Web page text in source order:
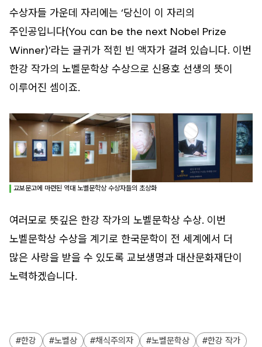
수상자들 가운데 자리에는 ‘당신이 이 자리의
주인공입니다(You can be the next Nobel Prize
Winner)’라는 글귀가 적힌 빈 액자가 걸려 있습니다. 이번
한강 작가의 노벨문학상 수상으로 신용호 선생의 뜻이
이루어진 셈이죠.
교보문고에 마련된 역대 노벨문학상 수상자들의 초상화
여러모로 뜻깊은 한강 작가의 노벨문학상 수상. 이번
노벨문학상 수상을 계기로 한국문학이 전 세계에서 더
많은 사랑을 받을 수 있도록 교보생명과 대산문화재단이
노력하겠습니다.
한강 노벨상 채식주의자 노벨문학상
한강 작가